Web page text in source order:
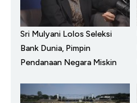
Sri Mulyani Lolos Seleksi
Bank Dunia, Pimpin
Pendanaan Negara Miskin